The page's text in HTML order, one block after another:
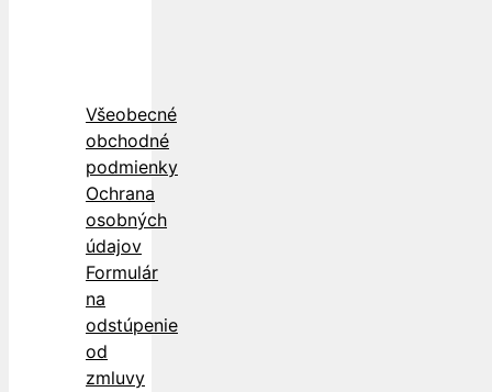
Všeobecné
obchodné
podmienky
Ochrana
osobných
údajov
Formulár
na
odstúpenie
od
zmluvy